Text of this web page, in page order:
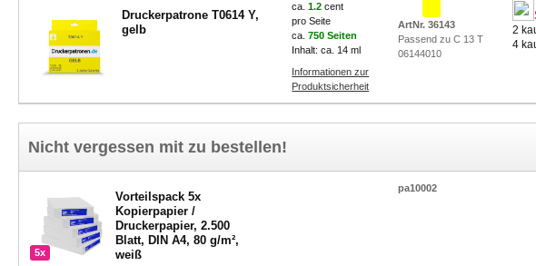
Druckerpatrone T0614 Y,
gelb
ca.1.2cent
pro Seite
ca.750 Seiten
Inhalt: ca. 14 ml
Informationen zur
Produktsicherheit
ArtNr. 36143
Passend zu C 13 T
06144010
2
4
Nicht vergessen mit zu bestellen!
5x
Vorteilspack 5x
Kopierpapier /
Druckerpapier, 2.500
Blatt, DIN A4, 80 g/m²,
weiß
pa10002